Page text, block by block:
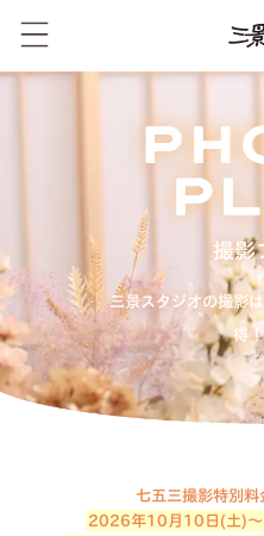
撮影
三景スタジオの撮影
得！
七五三撮影特別
2026年10月10日(土)